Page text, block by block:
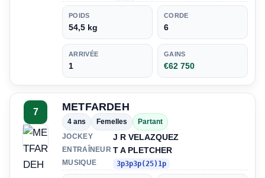
POIDS
54,5 kg
CORDE
6
ARRIVÉE
1
GAINS
€62 750
7 METFARDEH
4 ans Femelles
Partant
JOCKEY
J R VELAZQUEZ
ENTRAÎNEUR T A PLETCHER
MUSIQUE 3p3p3p(25)1p